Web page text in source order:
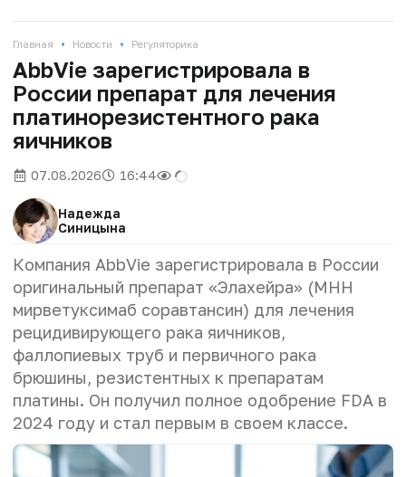
Главная • Новости • Регуляторика
AbbVie зарегистрировала в
России препарат для лечения
платинорезистентного рака
яичников
07.08.2026 16:44
Надежда
Синицына
Компания AbbVie зарегистрировала в России
оригинальный препарат «Элахейра» (МНН
мирветуксимаб соравтансин) для лечения
рецидивирующего рака яичников,
фаллопиевых труб и первичного рака
брюшины, резистентных к препаратам
платины. Он получил полное одобрение FDA в
2024 году и стал первым в своем классе.